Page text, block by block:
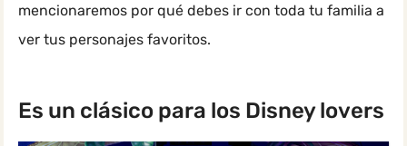
mencionaremos por qué debes ir con toda tu familia a
ver tus personajes favoritos.
Es un clásico para los Disney lovers